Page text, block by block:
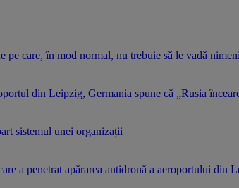
pe care, în mod normal, nu trebuie să le vadă
din Leipzig, Germania spune că „Rusia
sistemul unei organizații
a penetrat apărarea antidronă a aeroportului din